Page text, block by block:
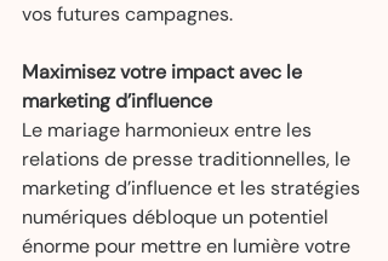
vos futures campagnes.
Maximisez votre impact avec le
marketing d’influence
Le mariage harmonieux entre les
relations de presse traditionnelles, le
marketing d’influence et les stratégies
numériques débloque un potentiel
énorme pour mettre en lumière votre